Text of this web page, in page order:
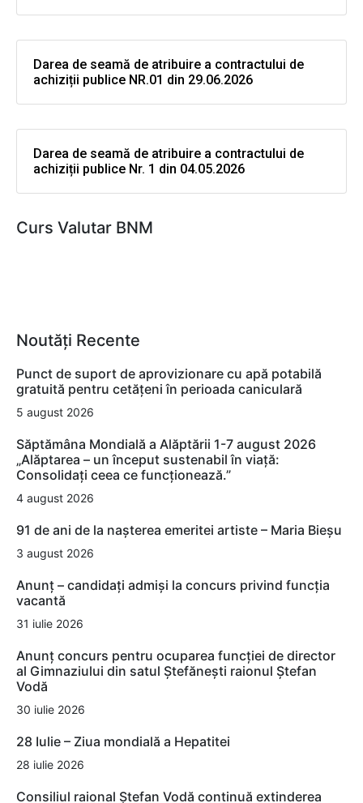
Darea de seamă de atribuire a contractului de
achiziții publice NR.01 din 29.06.2026
Darea de seamă de atribuire a contractului de
achiziții publice Nr. 1 din 04.05.2026
Curs Valutar BNM
Noutăți Recente
Punct de suport de aprovizionare cu apă potabilă
gratuită pentru cetățeni în perioada caniculară
5 august 2026
Săptămâna Mondială a Alăptării 1-7 august 2026
„Alăptarea – un început sustenabil în viață:
Consolidați ceea ce funcționează.”
4 august 2026
91 de ani de la nașterea emeritei artiste – Maria Bieșu
3 august 2026
Anunț – candidați admiși la concurs privind funcția
vacantă
31 iulie 2026
Anunț concurs pentru ocuparea funcției de director
al Gimnaziului din satul Ștefănești raionul Ștefan
Vodă
30 iulie 2026
28 Iulie – Ziua mondială a Hepatitei
28 iulie 2026
Consiliul raional Ștefan Vodă continuă extinderea